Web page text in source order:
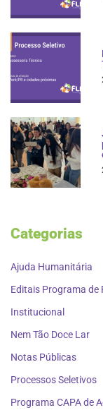
Categorias
Ajuda Humanitária
Editais Programa de
Institucional
Nem Tão Doce Lar
Notas Públicas
Processos Seletivos
Programa CAPA de